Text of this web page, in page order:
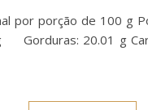
por porção de
g Gorduras: